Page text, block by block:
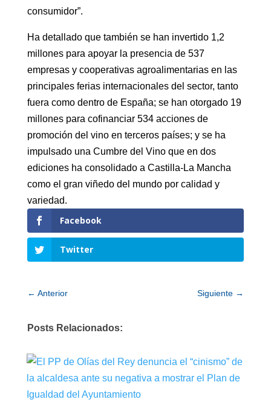
consumidor”.
Ha detallado que también se han invertido 1,2
millones para apoyar la presencia de 537
empresas y cooperativas agroalimentarias en las
principales ferias internacionales del sector, tanto
fuera como dentro de España; se han otorgado 19
millones para cofinanciar 534 acciones de
promoción del vino en terceros países; y se ha
impulsado una Cumbre del Vino que en dos
ediciones ha consolidado a Castilla-La Mancha
como el gran viñedo del mundo por calidad y
variedad.
Facebook
Twitter
← Anterior Siguiente →
Posts Relacionados: